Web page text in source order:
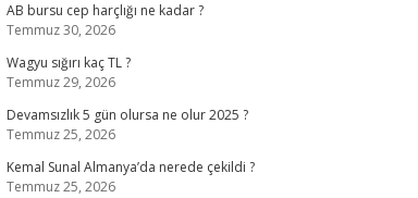
AB bursu cep harçlığı ne kadar ?
Temmuz 30, 2026
Wagyu sığırı kaç TL ?
Temmuz 29, 2026
Devamsızlık 5 gün olursa ne olur 2025 ?
Temmuz 25, 2026
Kemal Sunal Almanya’da nerede çekildi ?
Temmuz 25, 2026